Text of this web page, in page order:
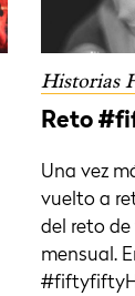
Historias
Reto
Una vez
vuelto a
del reto
mensual.